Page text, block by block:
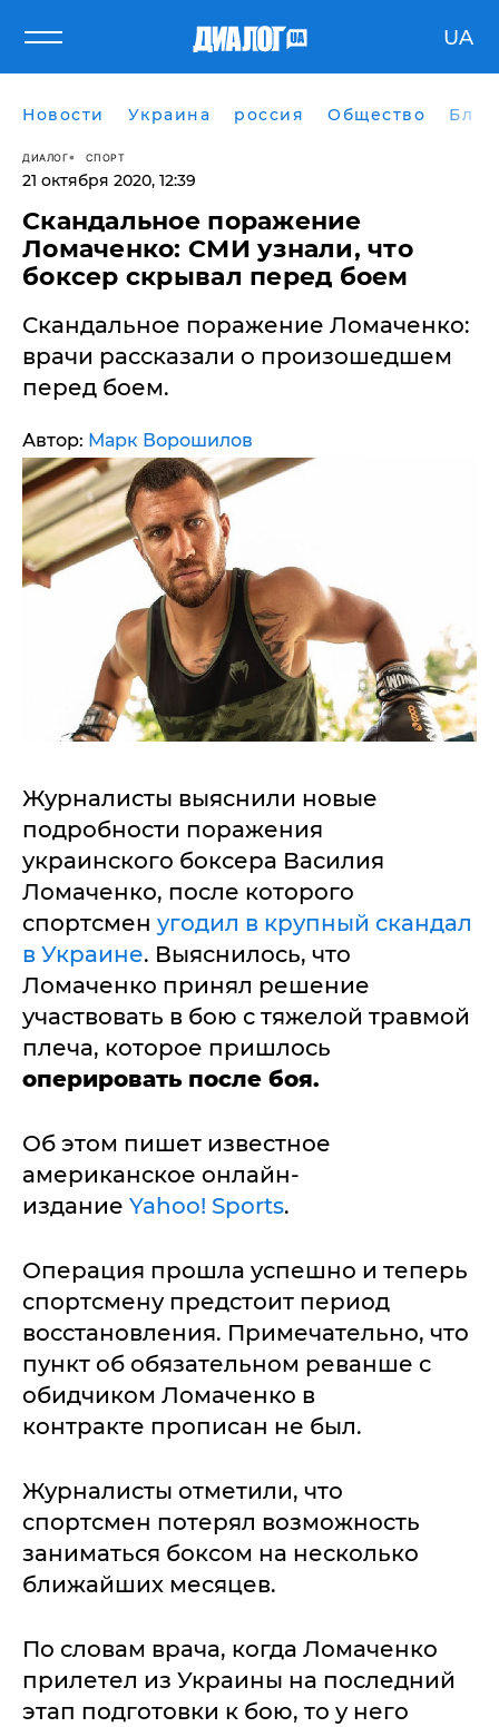
UA
Новости Украина россия Общество
ДИАЛОГ СПОРТ
21 октября 2020, 12:39
Скандальное поражение
Ломаченко: СМИ узнали, что
боксер скрывал перед боем
​Скандальное поражение Ломаченко:
врачи рассказали о произошедшем
перед боем.
Автор: Марк Ворошилов
Журналисты выяснили новые
подробности поражения
украинского боксера Василия
Ломаченко, после которого
спортсмен угодил в крупный скандал
в Украине. Выяснилось, что
Ломаченко принял решение
участвовать в бою с тяжелой травмой
плеча, которое пришлось
оперировать после боя.
Об этом пишет известное
американское онлайн-
издание Yahoo! Sports.
Операция прошла успешно и теперь
спортсмену предстоит период
восстановления. Примечательно, что
пункт oб обязательном реванше с
обидчиком Ломаченко в
контракте прописан не был.
Журналисты отметили, что
спортсмен потерял возможность
заниматься боксом на несколько
ближайших месяцев.
По словам врача, когда Ломаченко
прилетел из Украины на последний
этап подготовки к бою, то у него